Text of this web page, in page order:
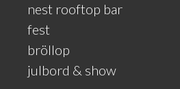
nest rooftop bar
fest
bröllop
julbord & show